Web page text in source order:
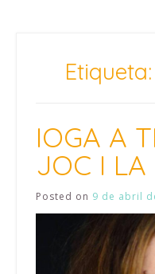
Etiqueta:
IOGA A
JOC I LA
Posted on 9 de abril